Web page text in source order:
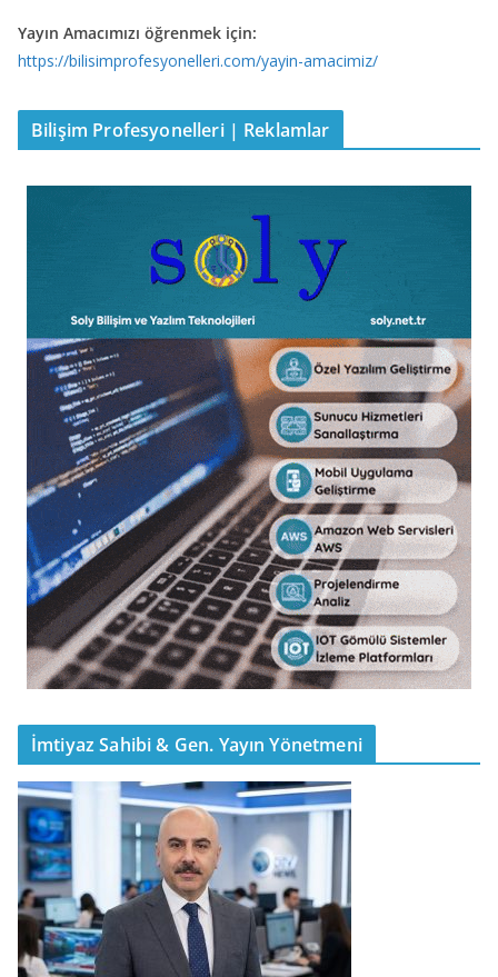
Yayın Amacımızı öğrenmek için:
https://bilisimprofesyonelleri.com/yayin-amacimiz/
Bilişim Profesyonelleri | Reklamlar
İmtiyaz Sahibi & Gen. Yayın Yönetmeni